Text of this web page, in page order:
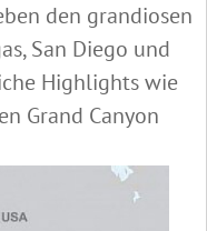
den grandiosen
San Diego und
Highlights wie
Grand Canyon